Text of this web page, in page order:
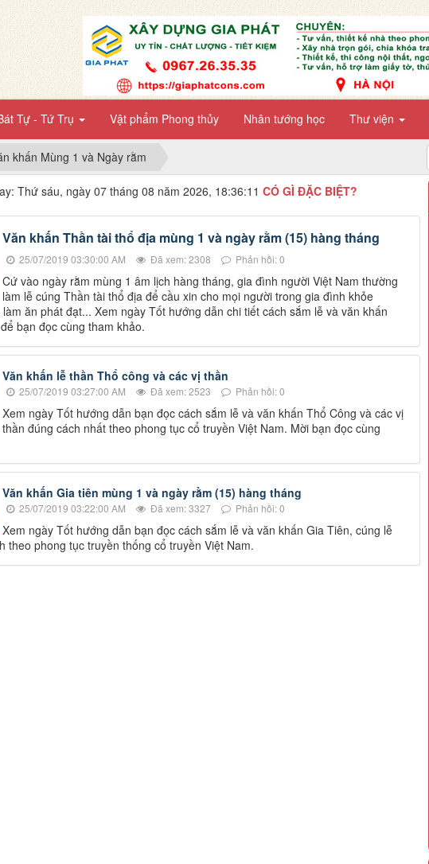
Tự - Tứ Trụ Vật phẩm Phong thủy Nhân tướng học Thư viện
khấn Mùng 1 và Ngày rằm
Thứ sáu, ngày 07 tháng 08 năm 2026, 18:36:12 CÓ GÌ ĐẶC BIỆT?
Văn khấn Thần tài thổ địa mùng 1 và ngày rằm (15) hàng tháng
25/07/2019 03:30:00 AM Đã xem: 2308 Phản hồi: 0
Cứ vào ngày rằm mùng 1 âm lịch hàng tháng, gia đình người Việt Nam thường
làm lễ cúng Thần tài thổ địa để cầu xin cho mọi người trong gia đình khỏe
ăn phát đạt... Xem ngày Tốt hướng dẫn chi tiết cách sắm lễ và văn khấn
bạn đọc cùng tham khảo.
Văn khấn lễ thần Thổ công và các vị thần
25/07/2019 03:27:00 AM Đã xem: 2523 Phản hồi: 0
Xem ngày Tốt hướng dẫn bạn đọc cách sắm lễ và văn khấn Thổ Công và các vị
thần đúng cách nhất theo phong tục cổ truyền Việt Nam. Mời bạn đọc cùng
Văn khấn Gia tiên mùng 1 và ngày rằm (15) hàng tháng
25/07/2019 03:22:00 AM Đã xem: 3327 Phản hồi: 0
Xem ngày Tốt hướng dẫn bạn đọc cách sắm lễ và văn khấn Gia Tiên, cúng lễ
theo phong tục truyền thống cổ truyền Việt Nam.